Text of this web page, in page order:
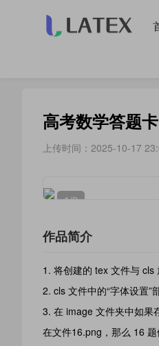
高考数学答题卡
上传时间：2025-10-17
1/2
作品简介
将创建的 tex 文件与 cls
cls 文件中的“字体设置”
在 image 文件夹中如果
在文件16.png，那么 16 题